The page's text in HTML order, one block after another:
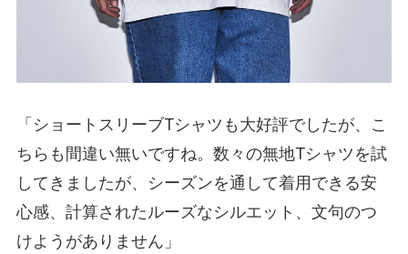
「ショートスリーブTシャツも大好評でしたが、こ
ちらも間違い無いですね。数々の無地Tシャツを試
してきましたが、シーズンを通して着用できる安
心感、計算されたルーズなシルエット、文句のつ
けようがありません」